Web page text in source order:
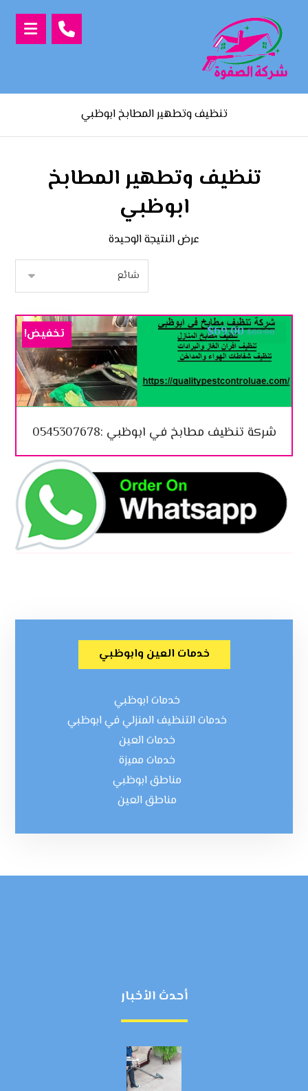
تنظيف وتطهير المطابخ ابوظبي
تنظيف وتطهير المطابخ
ابوظبي
عرض النتيجة الوحيدة
شركة تنظيف مطابخ في ابوظبي :0545307678
$80.00
$69.00 تخفيض!
خدمات العين وابوظبي
خدمات ابوظبي
خدمات التنظيف المنزلي في ابوظبي
خدمات العين
خدمات مميزة
مناطق ابوظبي
مناطق العين
أحدث الأخبار